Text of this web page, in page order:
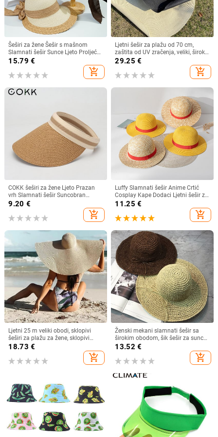
Šeširi za žene Šešir s mašnom
Slamnati šešir Sunce Ljeto Proljeće
Veliki obodi Plaža Na otvorenom
Ženski ljetni šešir Sombreros De
Mujer
15.79 €
add_shopping_cart
Ljetni šešir za plažu od 70 cm,
zaštita od UV zračenja, veliki, široki
obodi, 35 cm, sklopivi slamnati
šeširi, velike sklopive kape za
zaštitu od sunca
29.25 €
add_shopping_cart
COKK šeširi za žene Ljeto Prazan
vrh Slamnati šešir Suncobran
Krema za sunčanje Šešir za plažu
Ženski štitnik za zaštitu od sunca
Roditelji Dječji Šeširi za sunce
9.20 €
add_shopping_cart
Luffy Slamnati šešir Anime Crtić
Cosplay Kape Dodaci Ljetni šešir za
sunce Suncobran Šešir za roditelje i
dijete Luffy šešir za žene Muškarci
11.25 €
add_shopping_cart
Ljetni 25 m veliki obodi, sklopivi
šeširi za plažu za žene, sklopivi
slamnati šešir, šešir za zaštitu od
Dropshipping
18.73 €
add_shopping_cart
Ženski mekani slamnati šešir sa
širokim obodom, šik šešir za sunce
Sklopivi ljetni slamnati šeširi za
plažu za žene Kape za djevojčice
Ženski šeširi od rafije
13.52 €
add_shopping_cart